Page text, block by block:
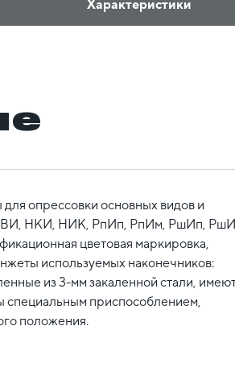
Характеристики
опрессовки основных видов и
НВИ, НКИ, НИК, РпИп, РпИм, РшИп,
цветовая маркировка,
используемых наконечников:
из 3-мм закаленной стали,
специальным приспособлением,
положения.